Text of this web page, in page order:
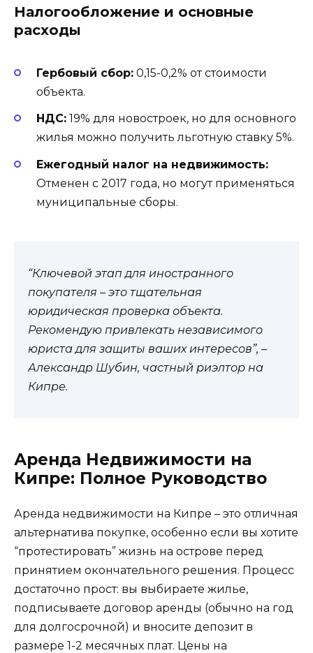
Налогообложение и основные
расходы
Гербовый сбор: 0,15-0,2% от стоимости
объекта.
НДС: 19% для новостроек, но для основного
жилья можно получить льготную ставку 5%.
Ежегодный налог на недвижимость:
Отменен с 2017 года, но могут применяться
муниципальные сборы.
“Ключевой этап для иностранного
покупателя – это тщательная
юридическая проверка объекта.
Рекомендую привлекать независимого
юриста для защиты ваших интересов”, –
Александр Шубин, частный риэлтор на
Кипре.
Аренда Недвижимости на
Кипре: Полное Руководство
Аренда недвижимости на Кипре – это отличная
альтернатива покупке, особенно если вы хотите
“протестировать” жизнь на острове перед
принятием окончательного решения. Процесс
достаточно прост: вы выбираете жилье,
подписываете договор аренды (обычно на год
для долгосрочной) и вносите депозит в
размере 1-2 месячных плат. Цены на